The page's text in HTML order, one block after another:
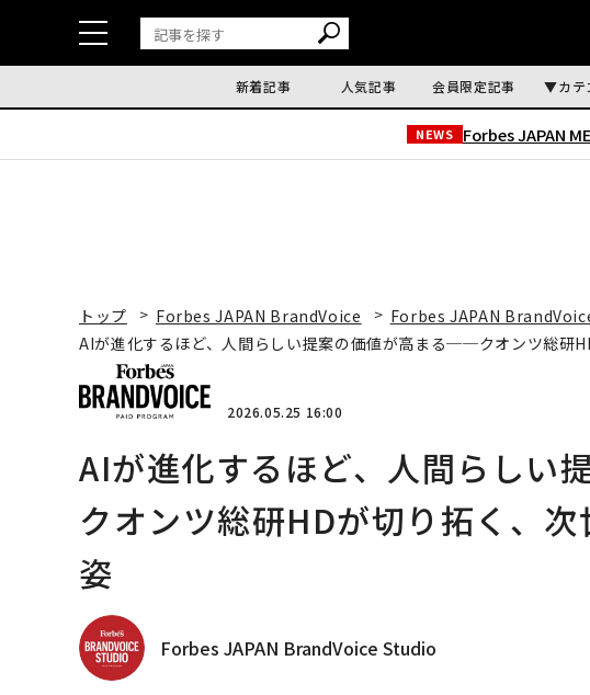
新着記事 人気記事 会員限定記事 カテ
NEWS Forbes JAPAN
トップ Forbes JAPAN BrandVoice
Forbes JAPAN
AIが進化するほど、人間らしい提案の価値が高まる──クオンツ総研
2026.05.25 16:00
AIが進化するほど、人間らし
クオンツ総研HDが切り拓く、
姿
Forbes JAPAN BrandVoice Studio